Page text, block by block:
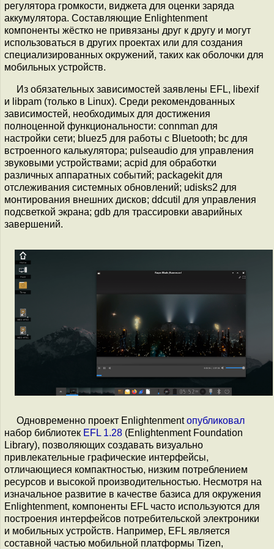
регулятора громкости, виджета для оценки заряда
аккумулятора. Составляющие Enlightenment
компоненты жёстко не привязаны друг к другу и могут
использоваться в других проектах или для создания
специализированных окружений, таких как оболочки для
мобильных устройств.
Из обязательных зависимостей заявлены EFL, libexif
и libpam (только в Linux). Среди рекомендованных
зависимостей, необходимых для достижения
полноценной функциональности: connman для
настройки сети; bluez5 для работы с Bluetooth; bc для
встроенного калькулятора; pulseaudio для управления
звуковыми устройствами; acpid для обработки
различных аппаратных событий; packagekit для
отслеживания системных обновлений; udisks2 для
монтирования внешних дисков; ddcutil для управления
подсветкой экрана; gdb для трассировки аварийных
завершений.
Одновременно проект Enlightenmentопубликовал
набор библиотек EFL 1.28 (Enlightenment Foundation
Library), позволяющих создавать визуально
привлекательные графические интерфейсы,
отличающиеся компактностью, низким потреблением
ресурсов и высокой производительностью. Несмотря на
изначальное развитие в качестве базиса для окружения
Enlightenment, компоненты EFL часто используются для
построения интерфейсов потребительской электроники
и мобильных устройств. Например, EFL является
составной частью мобильной платформы Tizen,